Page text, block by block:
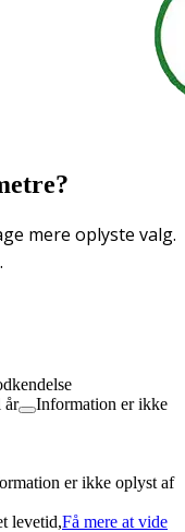
mere oplyste valg.
år
Information er ikke
er ikke oplyst af
levetid,Få mere at vide